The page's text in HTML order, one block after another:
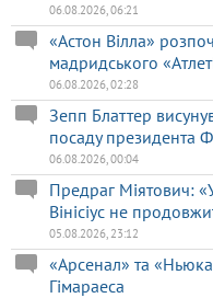
06.08.2026, 06:21
«Астон Вілла»
мадридського
06.08.2026, 02:28
Зепп Блаттер
посаду президента
06.08.2026, 00:04
Предраг Міятович:
Вінісіус не
05.08.2026, 23:12
«Арсенал» та
Гімараеса